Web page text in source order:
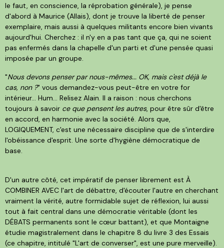
le faut, en conscience, la réprobation générale), je pense
d'abord à Maurice (Allais), dont je trouve la liberté de penser
exemplaire, mais aussi à quelques militants encore bien vivants
aujourd'hui. Cherchez : il n'y en a pas tant que ça, qui ne soient
pas enfermés dans la chapelle d'un parti et d'une pensée quasi
imposée par un groupe.
"Nous devons penser par nous-mêmes... OK, mais c'est déjà le
cas, non ?" vous demandez-vous peut-être en votre for
intérieur... Hum... Relisez Alain. Il a raison : nous cherchons
toujours à savoir ce que pensent les autres, pour être sûr d'être
en accord, en harmonie avec la société. Alors que,
LOGIQUEMENT, c'est une nécessaire discipline que de s'interdire
l'obéissance d'esprit. Une sorte d'hygiène démocratique de
base.
D'un autre côté, cet impératif de penser librement est À
COMBINER AVEC l'art de débattre, d'écouter l'autre en cherchant
vraiment la vérité, autre formidable sujet de réflexion, lui aussi
tout à fait central dans une démocratie véritable (dont les
DÉBATS permanents sont le cœur battant), et que Montaigne
étudie magistralement dans le chapitre 8 du livre 3 des Essais
(ce chapitre, intitulé "L'art de converser", est une pure merveille).